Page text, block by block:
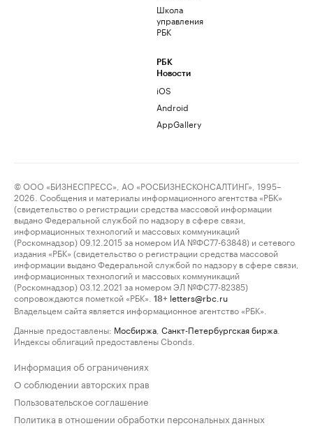
Школа
управления
РБК
РБК
Новости
iOS
Android
AppGallery
© ООО «БИЗНЕСПРЕСС», АО «РОСБИЗНЕСКОНСАЛТИНГ», 1995–
2026. Сообщения и материалы информационного агентства «РБК»
(свидетельство о регистрации средства массовой информации
выдано Федеральной службой по надзору в сфере связи,
информационных технологий и массовых коммуникаций
(Роскомнадзор) 09.12.2015 за номером ИА №ФС77-63848) и сетевого
издания «РБК» (свидетельство о регистрации средства массовой
информации выдано Федеральной службой по надзору в сфере связи,
информационных технологий и массовых коммуникаций
(Роскомнадзор) 03.12.2021 за номером ЭЛ №ФС77-82385)
сопровождаются пометкой «РБК».
18+ letters@rbc.ru
Владельцем сайта является информационное агентство «РБК».
Данные предоставлены: Мосбиржа Санкт-Петербургская биржа
Индексы облигаций предоставлены Cbonds.
Информация об ограничениях
О соблюдении авторских прав
Пользовательское соглашение
Политика в отношении обработки персональных данных